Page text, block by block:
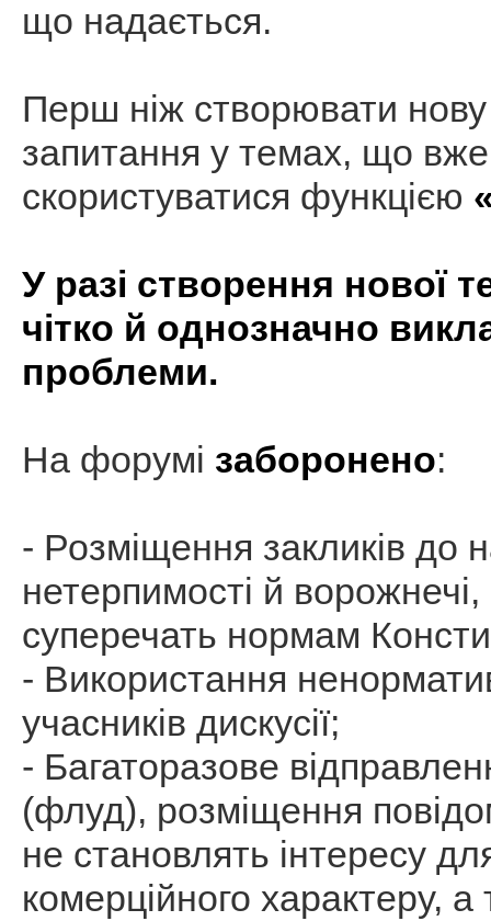
що надається.
Перш ніж створювати
запитання у темах, що
скористуватися функцією
У разі створення нової
чітко й однозначно
проблеми.
На форумі заборонено:
- Розміщення закликів до
нетерпимості й
суперечать нормам
- Використання
учасників дискусії;
- Багаторазове
(флуд), розміщення
не становлять інтересу
комерційного характеру,